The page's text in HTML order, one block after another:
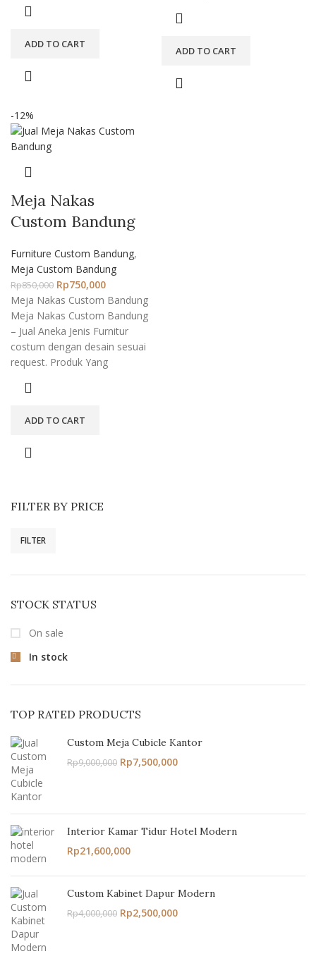
FILTER BY PRICE
FILTER
STOCK STATUS
On sale
In stock
TOP RATED PRODUCTS
Custom Meja Cubicle Kantor
Rp9,000,000 Rp7,500,000
Interior Kamar Tidur Hotel Modern
Rp21,600,000
Custom Kabinet Dapur Modern
Rp4,000,000 Rp2,500,000
ADD TO CART
ADD TO CART
-12%
Meja Nakas
Custom Bandung
Furniture Custom Bandung,
Meja Custom Bandung
Rp850,000 Rp750,000
Meja Nakas Custom Bandung
Meja Nakas Custom Bandung
– Jual Aneka Jenis Furnitur
costum dengan desain sesuai
request. Produk Yang
ADD TO CART